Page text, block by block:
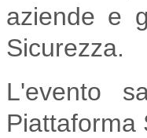
aziende e
Sicurezza.
L'evento
Piattaforma